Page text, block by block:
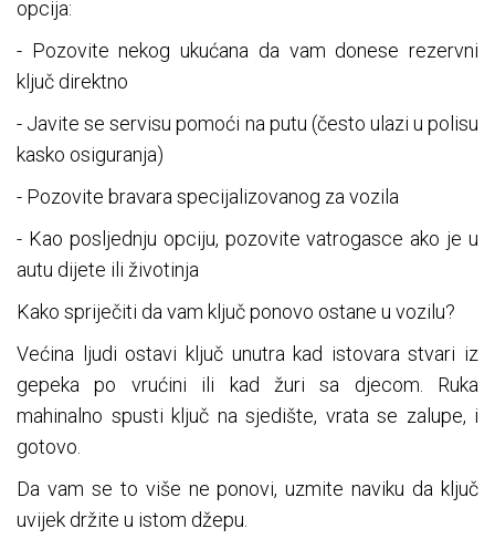
opcija:
- Pozovite nekog ukućana da vam donese rezervni
ključ direktno
- Javite se servisu pomoći na putu (često ulazi u polisu
kasko osiguranja)
- Pozovite bravara specijalizovanog za vozila
- Kao posljednju opciju, pozovite vatrogasce ako je u
autu dijete ili životinja
Kako spriječiti da vam ključ ponovo ostane u vozilu?
Većina ljudi ostavi ključ unutra kad istovara stvari iz
gepeka po vrućini ili kad žuri sa djecom. Ruka
mahinalno spusti ključ na sjedište, vrata se zalupe, i
gotovo.
Da vam se to više ne ponovi, uzmite naviku da ključ
uvijek držite u istom džepu.